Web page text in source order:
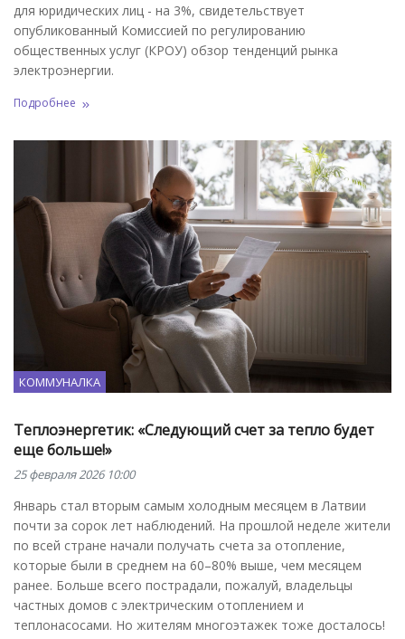
для юридических лиц - на 3%, свидетельствует
опубликованный Комиссией по регулированию
общественных услуг (КРОУ) обзор тенденций рынка
электроэнергии.
Подробнее
КОММУНАЛКА
Теплоэнергетик: «Следующий счет за тепло будет
еще больше!»
25 февраля 2026 10:00
Январь стал вторым самым холодным месяцем в Латвии
почти за сорок лет наблюдений. На прошлой неделе жители
по всей стране начали получать счета за отопление,
которые были в среднем на 60–80% выше, чем месяцем
ранее. Больше всего пострадали, пожалуй, владельцы
частных домов с электрическим отоплением и
теплонасосами. Но жителям многоэтажек тоже досталось!